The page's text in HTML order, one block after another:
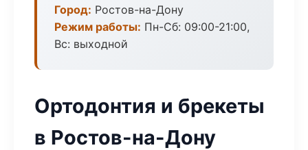
Город: Ростов-на-Дону
Режим работы: Пн-Сб: 09:00-21:00,
Вс: выходной
Ортодонтия и брекеты
в Ростов-на-Дону